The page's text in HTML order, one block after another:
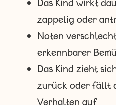
zappelig oder
Noten
erkennbarer
Das Kind zieht
zurück oder fällt
Verhalten auf